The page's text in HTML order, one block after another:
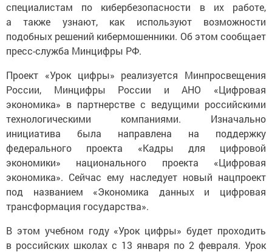
специалистам по кибербезопасности в их работе,
а также узнают, как используют возможности
подобных решений кибермошенники. Об этом сообщает
пресс-служба Минцифры РФ.
Проект «Урок цифры» реализуется Минпросвещения
России, Минцифры России и АНО «Цифровая
экономика» в партнерстве с ведущими российскими
технологическими компаниями. Изначально
инициатива была направлена на поддержку
федерального проекта «Кадры для цифровой
экономики» национального проекта «Цифровая
экономика». Сейчас ему наследует новый нацпроект
под названием «Экономика данных и цифровая
трансформация государства».
В этом учебном году «Урок цифры» будет проходить
в российских школах с 13 января по 2 февраля. Урок